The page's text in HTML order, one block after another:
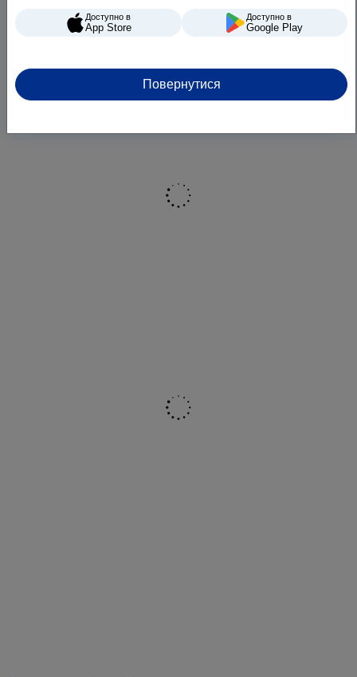
Доступно в
App Store
Доступно в
Google Play
Повернутися